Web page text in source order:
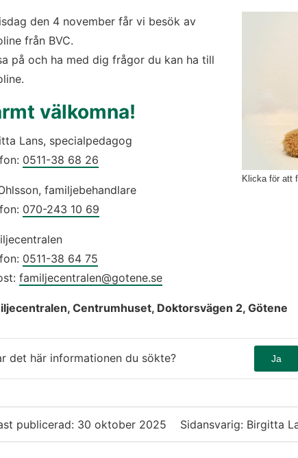
Klicka för att
den 4 november får vi besök av
från BVC.
på och ha med dig frågor du kan ha till
välkomna!
Lans, specialpedagog
0511-38 68 26
familjebehandlare
070-243 10 69
0511-38 64 75
familjecentralen@gotene.se
Centrumhuset, Doktorsvägen 2, Götene
det här informationen du sökte? Ja
publicerad: 30 oktober 2025 Sidansvarig: Birgitta